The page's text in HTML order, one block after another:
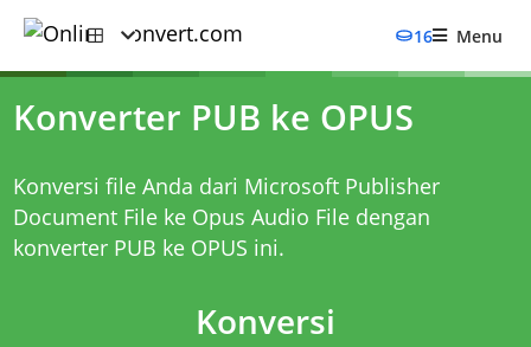
16 Menu
Konverter PUB ke OPUS
Konversi file Anda dari Microsoft Publisher
Document File ke Opus Audio File dengan
konverter PUB ke OPUS ini.
Konversi